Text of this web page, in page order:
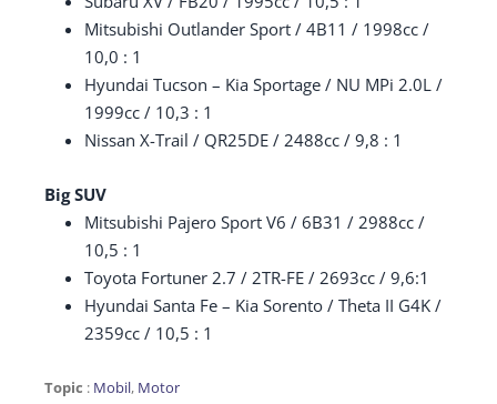
Mitsubishi Outlander Sport / 4B11 / 1998cc /
10,0 : 1
Hyundai Tucson – Kia Sportage / NU MPi 2.0L /
1999cc / 10,3 : 1
Nissan X-Trail / QR25DE / 2488cc / 9,8 : 1
Big SUV
Mitsubishi Pajero Sport V6 / 6B31 / 2988cc /
10,5 : 1
Toyota Fortuner 2.7 / 2TR-FE / 2693cc / 9,6:1
Hyundai Santa Fe – Kia Sorento / Theta II G4K /
2359cc / 10,5 : 1
Topic : Mobil, Motor